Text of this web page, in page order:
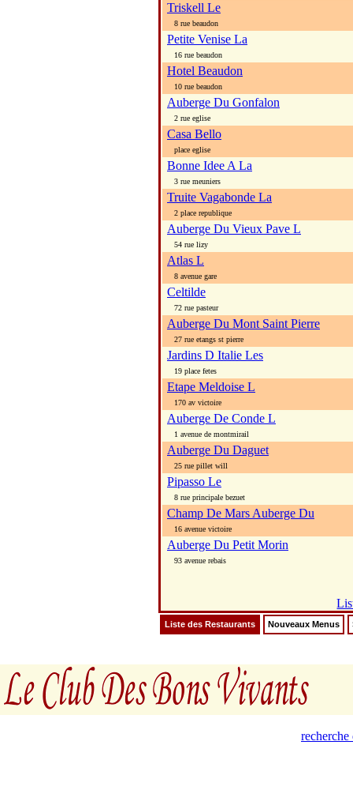
Triskell Le
8 rue beaudon
Petite Venise La
16 rue beaudon
Hotel Beaudon
10 rue beaudon
Auberge Du Gonfalon
2 rue eglise
Casa Bello
place eglise
Bonne Idee A La
3 rue meuniers
Truite Vagabonde La
2 place republique
Auberge Du Vieux Pave L
54 rue lizy
Atlas L
8 avenue gare
Celtilde
72 rue pasteur
Auberge Du Mont Saint Pierre
27 rue etangs st pierre
Jardins D Italie Les
19 place fetes
Etape Meldoise L
170 av victoire
Auberge De Conde L
1 avenue de montmirail
Auberge Du Daguet
25 rue pillet will
Pipasso Le
8 rue principale bezuet
Champ De Mars Auberge Du
16 avenue victoire
Auberge Du Petit Morin
93 avenue rebais
Liste des Restaurants Nouveaux Menus
recherche